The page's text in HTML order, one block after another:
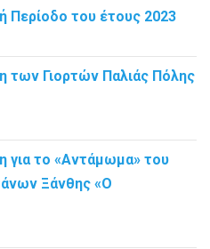
Περίοδο του έτους 2023
των Γιορτών Παλιάς Πόλης
για το «Αντάμωμα» του
Ξάνθης «Ο